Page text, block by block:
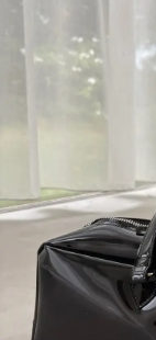
最新号試し読み